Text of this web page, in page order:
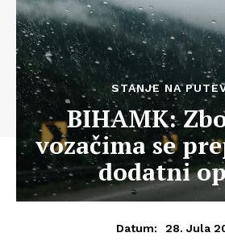
STANJE NA
BIHAMK:
vozačima se
dodatni
Datum: 28. Jula